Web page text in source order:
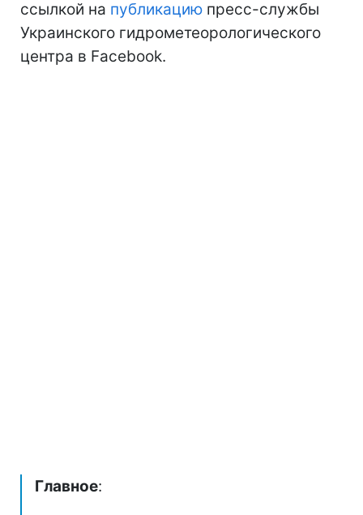
ссылкой на публикацию пресс-службы
Украинского гидрометеорологического
центра в Facebook.
Главное: